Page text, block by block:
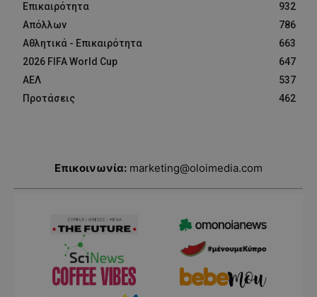
Επικαιρότητα
932
Απόλλων
786
Αθλητικά - Επικαιρότητα
663
2026 FIFA World Cup
647
ΑΕΛ
537
Προτάσεις
462
Επικοινωνία: marketing@oloimedia.com